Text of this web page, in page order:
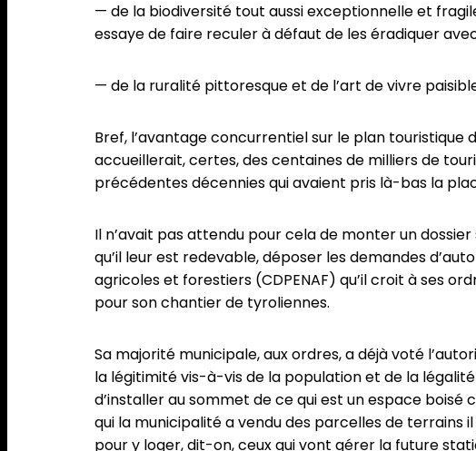
— de la biodiversité tout aussi exceptionnelle et
essaye de faire reculer à défaut de les éradiquer
— de la ruralité pittoresque et de l’art de vivre
Bref, l’avantage concurrentiel sur le plan touristique
accueillerait, certes, des centaines de milliers de
précédentes décennies qui avaient pris là-bas la
Il n’avait pas attendu pour cela de monter un
qu’il leur est redevable, déposer les demandes
agricoles et forestiers (CDPENAF) qu’il croit à ses
pour son chantier de tyroliennes.
Sa majorité municipale, aux ordres, a déjà voté
la légitimité vis-à-vis de la population et de la
d’installer au sommet de ce qui est un espace boisé
qui la municipalité a vendu des parcelles de terrains
pour y loger, dit-on, ceux qui vont gérer la future